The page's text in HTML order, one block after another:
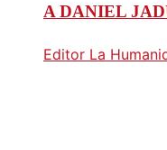
A DANIEL
Editor La